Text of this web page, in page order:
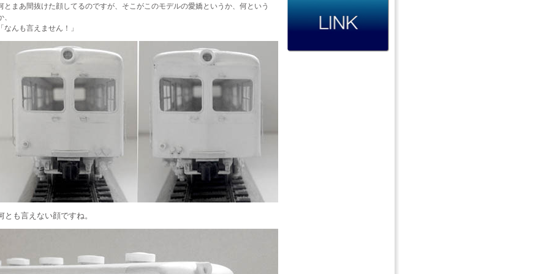
とまあ間抜けた顔してるのですが、そこがこのモデルの愛嬌というか、何という
、
なんも言えません！」
とも言えない顔ですね。